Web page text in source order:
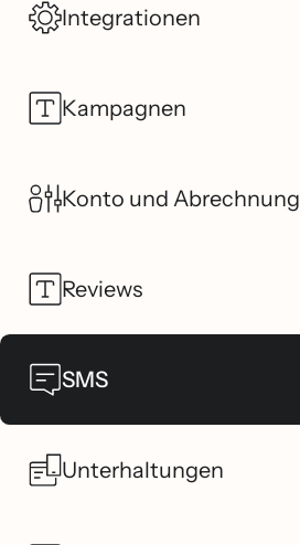
Integrationen
Kampagnen
Konto und Abrechnung
Reviews
SMS
Unterhaltungen